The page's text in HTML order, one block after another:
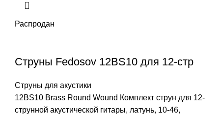
Распродан
Струны Fedosov 12BS10 для 12-стр
Струны для акустики
12BS10 Brass Round Wound Комплект струн для 12-
струнной акустической гитары, латунь, 10-46,